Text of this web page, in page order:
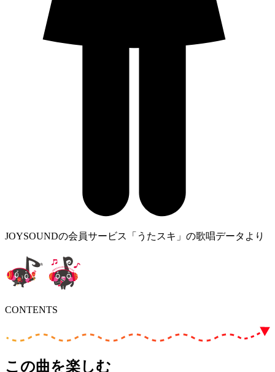
JOYSOUNDの会員サービス「うたスキ」の歌唱データより
CONTENTS
この曲を楽しむ